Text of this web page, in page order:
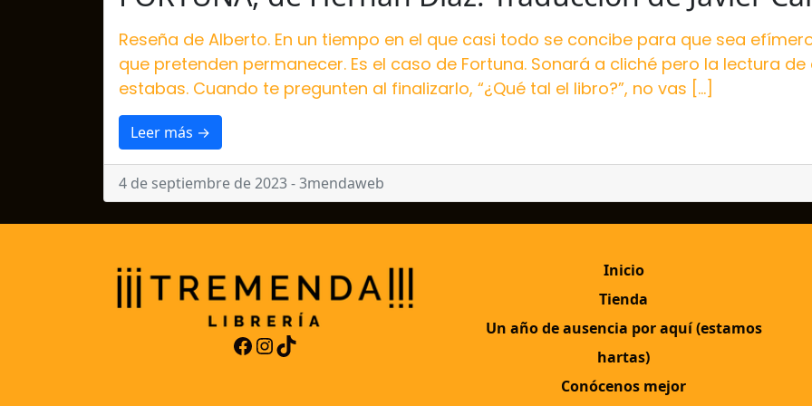
Reseña de Alberto. En un tiempo en el que casi todo se concibe para que sea
que pretenden permanecer. Es el caso de Fortuna. Sonará a cliché pero la lectura
estabas. Cuando te pregunten al finalizarlo, “¿Qué tal el libro?”, no vas […]
Leer más →
4 de septiembre de 2023 - 3mendaweb
Facebook
Instagram
TikTok
Inicio
Tienda
Un año de ausencia por aquí (estamos
hartas)
Conócenos mejor